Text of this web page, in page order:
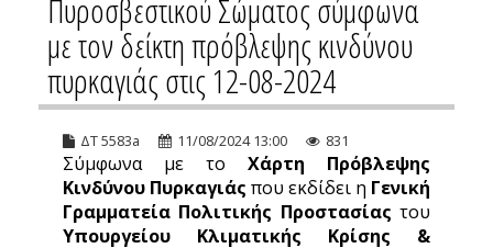
Πυροσβεστικού Σώματος σύμφωνα
με τον δείκτη πρόβλεψης κινδύνου
πυρκαγιάς στις 12-08-2024
ΔΤ 5583a 11/08/2024 13:00 831
Σύμφωνα με το Χάρτη Πρόβλεψης
Κινδύνου Πυρκαγιάς που εκδίδει η Γενική
Γραμματεία Πολιτικής Προστασίας του
Υπουργείου Κλιματικής Κρίσης &